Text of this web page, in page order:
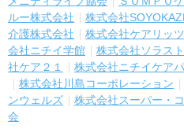
ルー株式会社
株式会社
介護株式会社
株式会社ケアリッ
会社ニチイ学館
株式会社ソラスト
社ケア２１
株式会社ニチイケア
株式会社川島コーポレーション
ンウェルズ
株式会社スーパー・
会